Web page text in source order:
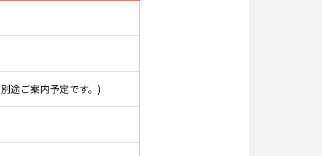
途ご案内予定です。)